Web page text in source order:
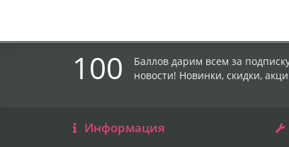
100
Баллов дарим всем за
новости! Новинки, скидки,
Информация